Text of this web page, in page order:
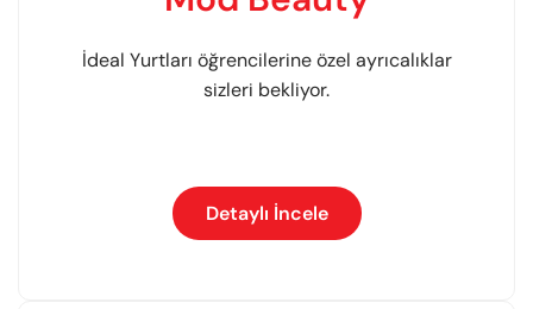
İdeal Yurtları öğrencilerine özel ayrıcalıklar
sizleri bekliyor.
Detaylı İncele